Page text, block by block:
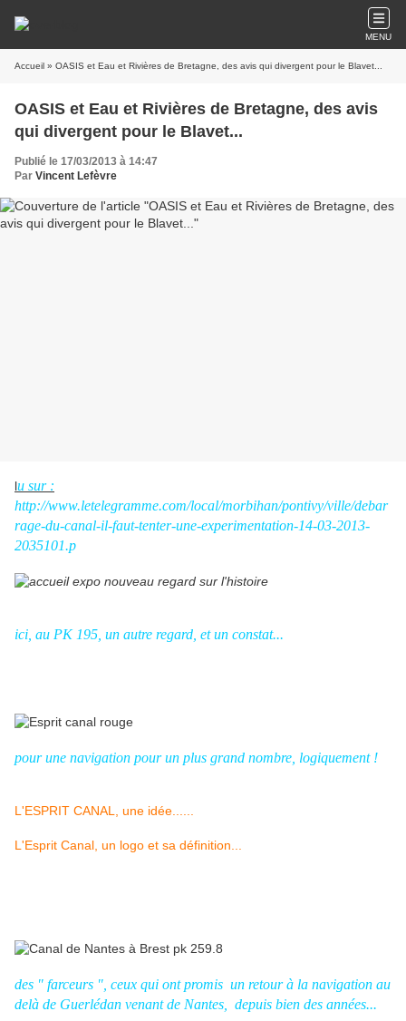
MENU
Accueil » OASIS et Eau et Rivières de Bretagne, des avis qui divergent pour le Blavet...
OASIS et Eau et Rivières de Bretagne, des avis
qui divergent pour le Blavet...
Publié le 17/03/2013 à 14:47
Par Vincent Lefèvre
lu sur :
http://www.letelegramme.com/local/morbihan/pontivy/ville/debar
rage-du-canal-il-faut-tenter-une-experimentation-14-03-2013-
2035101.p
ici, au PK 195, un autre regard, et un constat...
pour une navigation pour un plus grand nombre, logiquement !
L'ESPRIT CANAL, une idée......
L'Esprit Canal, un logo et sa définition...
des " farceurs ", ceux qui ont promis un retour à la navigation au
delà de Guerlédan venant de Nantes, depuis bien des années...